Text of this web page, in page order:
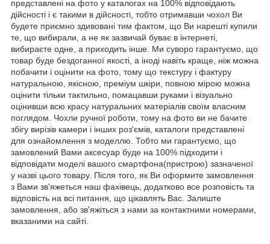
представлені на фото у каталогах на 100% відповідають
дійсності і є такими в дійсності, тобто отримавши чохол Ви
будете приємно здивовані тим фактом, що Ви нарешті купили
те, що вибирали, а не як зазвичай буває в інтернеті,
вибираєте одне, а приходить інше. Ми суворо гарантуємо, що
товар буде бездоганної якості, а іноді навіть краще, ніж можна
побачити і оцінити на фото, тому що текстуру і фактуру
натуральною, якісною, преміум шкіри, повною мірою можна
оцінити тільки тактильно, помацавши руками і візуально
оцінивши всю красу натуральних матеріалів своїм власним
поглядом. Чохли ручної роботи, тому на фото ви не бачите
збігу вирізів камери і інших роз'ємів, каталоги представлені
для ознайомлення з моделлю. Тобто ми гарантуємо, що
замовлений Вами аксесуар буде на 100% підходити і
відповідати моделі вашого смартфона(пристрою) зазначеної
у назві цього товару. Після того, як Ви оформите замовлення
з Вами зв'яжеться наш фахівець, додатково все розповість та
відповість на всі питання, що цікавлять Вас. Залиште
замовлення, або зв'яжіться з нами за контактними номерами,
вказаними на сайті.